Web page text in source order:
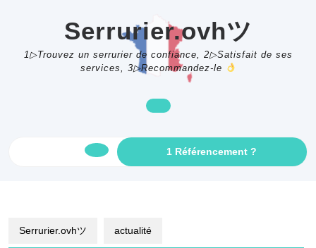
Serrurier.ovhツ
1▷Trouvez un serrurier de confiance, 2▷Satisfait de ses
services, 3▷Recommandez-le
Open
1 Référencement ?
AN
Serrurier.ovhツ actualité